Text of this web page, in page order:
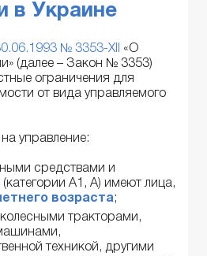
в Украине
№ 3353-XII
«О
(далее – Закон № 3353)
ограничения для
от вида управляемого
управление:
средствами и
А1, А) имеют лица,
возраста;
тракторами,
техникой, другими